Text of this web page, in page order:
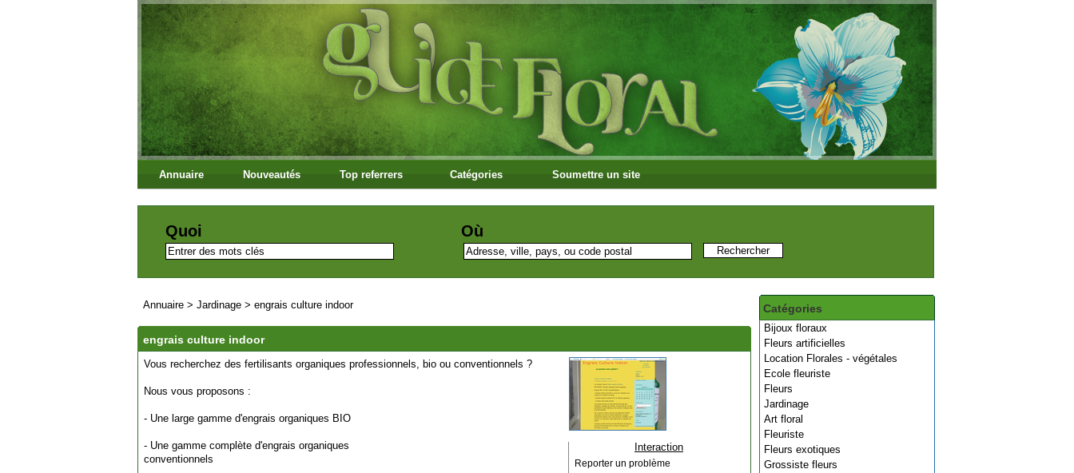
Annuaire Nouveautés Top referrers Catégories Soumettre un site
Quoi Où
Catégories
Bijoux floraux
Fleurs artificielles
Location Florales - végétales
Ecole fleuriste
Fleurs
Jardinage
Art floral
Fleuriste
Fleurs exotiques
Grossiste fleurs
Annuaire > Jardinage > engrais culture indoor
engrais culture indoor
Vous recherchez des fertilisants organiques professionnels, bio ou conventionnels ?
Nous vous proposons :
- Une large gamme d'engrais organiques BIO
- Une gamme complète d'engrais organiques
conventionnels
Interaction
Reporter un problème